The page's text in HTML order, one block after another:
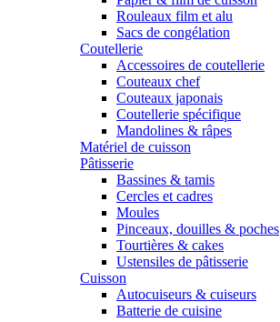
Rouleaux film et alu
Sacs de congélation
Coutellerie
Accessoires de coutellerie
Couteaux chef
Couteaux japonais
Coutellerie spécifique
Mandolines & râpes
Matériel de cuisson
Pâtisserie
Bassines & tamis
Cercles et cadres
Moules
Pinceaux, douilles & poches
Tourtières & cakes
Ustensiles de pâtisserie
Cuisson
Autocuiseurs & cuiseurs
Batterie de cuisine